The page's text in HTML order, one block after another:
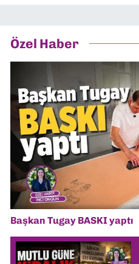
Özel Haber
Başkan Tugay BASKI yaptı